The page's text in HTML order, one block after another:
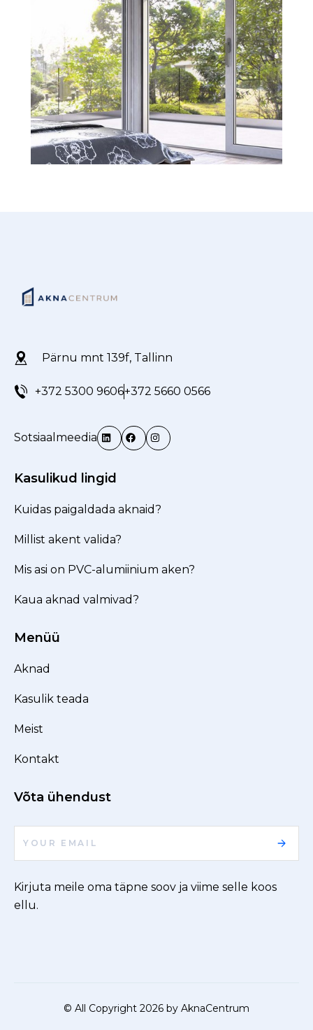
Pärnu mnt 139f, Tallinn
+372 5300 9606+372 5660 0566
Sotsiaalmeedia
Kasulikud lingid
Kuidas paigaldada aknaid?
Millist akent valida?
Mis asi on PVC-alumiinium aken?
Kaua aknad valmivad?
Menüü
Aknad
Kasulik teada
Meist
Kontakt
Võta ühendust
Kirjuta meile oma täpne soov ja viime selle koos
ellu.
© All Copyright 2026 by AknaCentrum